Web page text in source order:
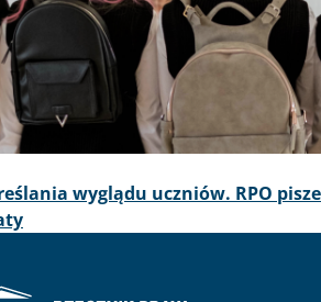
wyglądu uczniów. RPO pisze